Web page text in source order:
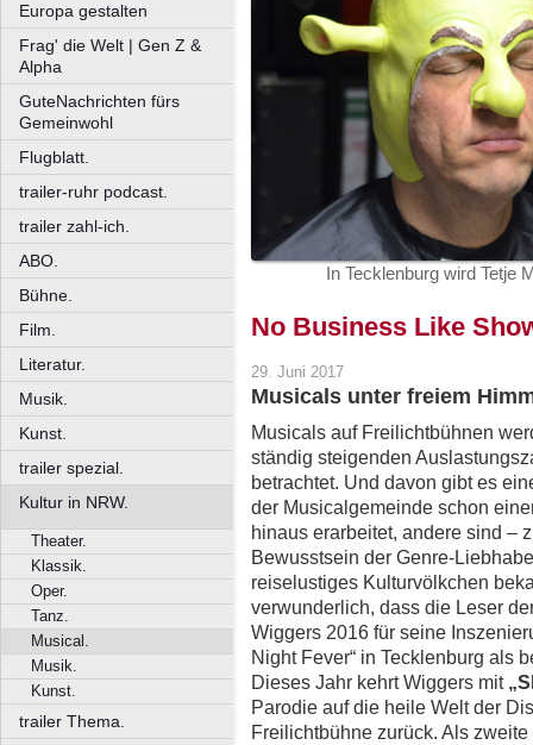
Europa gestalten
Frag' die Welt | Gen Z &
Alpha
GuteNachrichten fürs
Gemeinwohl
Flugblatt.
trailer-ruhr podcast.
trailer zahl-ich.
ABO.
Bühne.
Film.
Literatur.
Musik.
Kunst.
trailer spezial.
Kultur in NRW.
Theater.
Klassik.
Oper.
Tanz.
Musical.
Musik.
Kunst.
trailer Thema.
In Tecklenburg wird Tetje
No Business Like
29. Juni 2017
Musicals unter freiem
Musicals auf Freilichtbühnen
ständig steigenden
betrachtet. Und davon gibt es
der Musicalgemeinde schon
hinaus erarbeitet, andere sind –
Bewusstsein der Genre-
reiselustiges Kulturvölkchen
verwunderlich, dass die Leser
Wiggers 2016 für seine
Night Fever“ in Tecklenburg als
Dieses Jahr kehrt Wiggers mit
Parodie auf die heile Welt der
Freilichtbühne zurück. Als